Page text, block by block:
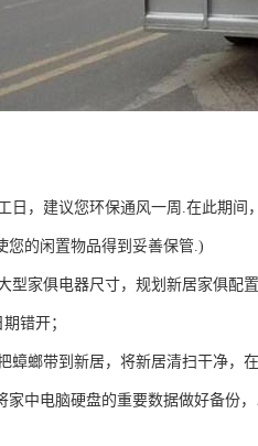
日，建议您环保通风一周.在此期
您的闲置物品得到妥善保管.)
型家俱电器尺寸，规划新居家俱配
错开；
蟑螂带到新居，将新居清扫干净，
中电脑硬盘的重要数据做好备份